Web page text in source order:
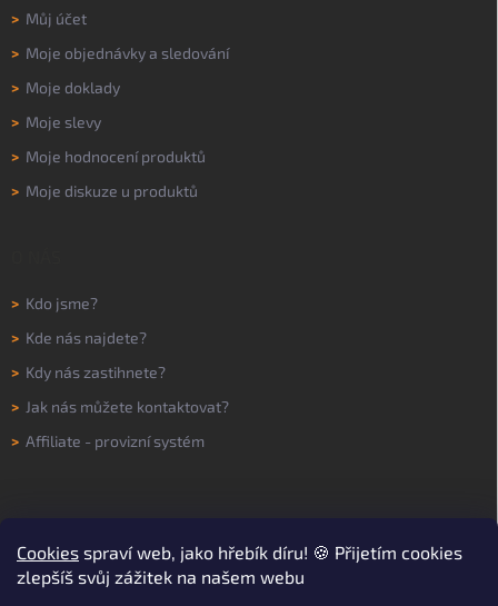
Cookies spraví web, jako hřebík díru! 🍪 Přijetím cookies
zlepšíš svůj zážitek na našem webu
> Můj účet
> Moje objednávky a sledování
> Moje doklady
> Moje slevy
> Moje hodnocení produktů
> Moje diskuze u produktů
> Kdo jsme?
> Kde nás najdete?
> Kdy nás zastihnete?
> Jak nás můžete kontaktovat?
> Affiliate - provizní systém